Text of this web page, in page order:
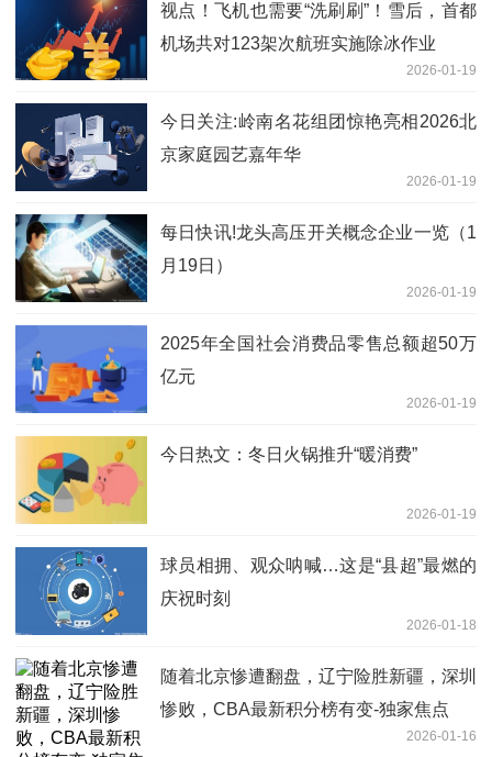
视点！飞机也需要“洗刷刷”！雪后，首都
机场共对123架次航班实施除冰作业
2026-01-19
今日关注:岭南名花组团惊艳亮相2026北
京家庭园艺嘉年华
2026-01-19
每日快讯!龙头高压开关概念企业一览（1
月19日）
2026-01-19
2025年全国社会消费品零售总额超50万
亿元
2026-01-19
今日热文：冬日火锅推升“暖消费”
2026-01-19
球员相拥、观众呐喊…这是“县超”最燃的
庆祝时刻
2026-01-18
随着北京惨遭翻盘，辽宁险胜新疆，深圳
惨败，CBA最新积分榜有变-独家焦点
2026-01-16